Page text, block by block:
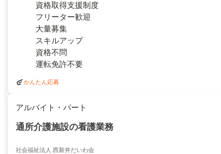
資格取得支援制度
フリーター歓迎
大量募集
スキルアップ
資格不問
運転免許不要
かんたん応募
アルバイト・パート
通所介護施設の看護業務
社会福祉法人 西新井だいわ会